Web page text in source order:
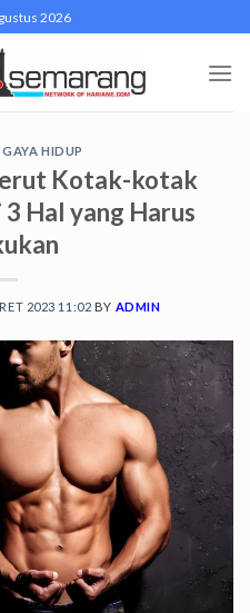
2026
,GAYA HIDUP
Kotak-kotak
Hal yang Harus
2023 11:02 BY ADMIN